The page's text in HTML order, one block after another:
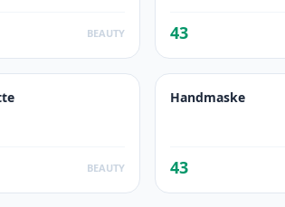
BEAUTY 43
BEAUTY
Handmaske
43